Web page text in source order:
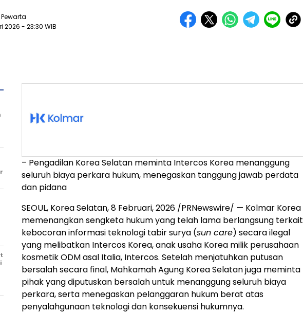
2026 - 23:30 WIB
– Pengadilan Korea Selatan meminta Intercos Korea menanggung
seluruh biaya perkara hukum, menegaskan tanggung jawab perdata
dan pidana
SEOUL, Korea Selatan,8 Februari, 2026 /PRNewswire/ — Kolmar Korea
memenangkan sengketa hukum yang telah lama berlangsung terkait
kebocoran informasi teknologi tabir surya (sun care) secara ilegal
yang melibatkan Intercos Korea, anak usaha Korea milik perusahaan
kosmetik ODM asal Italia, Intercos. Setelah menjatuhkan putusan
bersalah secara final, Mahkamah Agung Korea Selatan juga meminta
pihak yang diputuskan bersalah untuk menanggung seluruh biaya
perkara, serta menegaskan pelanggaran hukum berat atas
penyalahgunaan teknologi dan konsekuensi hukumnya.